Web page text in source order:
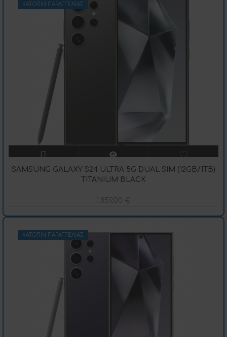
ΚΑΤΌΠΙΝ ΠΑΡΑΓΓΕΛΊΑΣ
SAMSUNG GALAXY S24 ULTRA 5G DUAL SIM (12GB/1TB)
TITANIUM BLACK
1.859,00 €
ΚΑΤΌΠΙΝ ΠΑΡΑΓΓΕΛΊΑΣ